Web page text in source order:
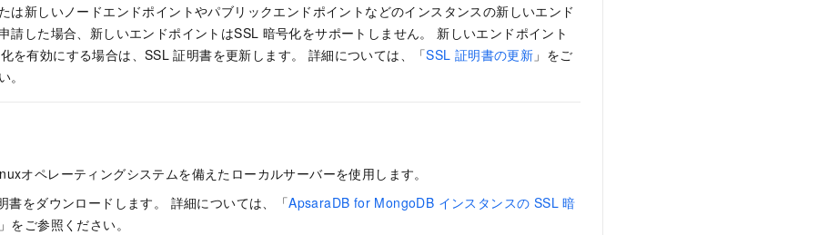
は新しいノードエンドポイントやパブリックエンドポイントなどのインスタンスの新しいエンド
請した場合、新しいエンドポイントはSSL 暗号化をサポートしません。 新しいエンドポイント
を有効にする場合は、SSL 証明書を更新します。 詳細については、「SSL 証明書の更新 」をご
。
オペレーティングシステムを備えたローカルサーバーを使用します。
書をダウンロードします。 詳細については、「ApsaraDB for MongoDB インスタンスの SSL 暗
」をご参照ください。